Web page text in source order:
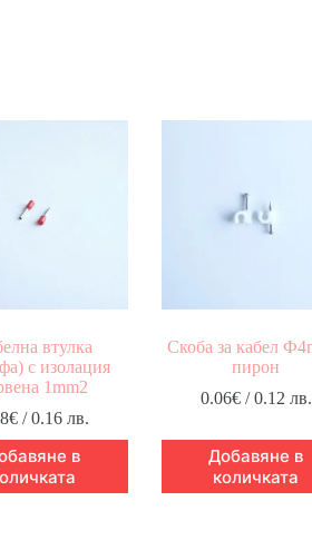
втулка
с изолация
1mm2
€/ 0.16 лв.
в
Скоба за кабел
пирон
0.06€/ 0.12 лв.
Добавяне в
количката